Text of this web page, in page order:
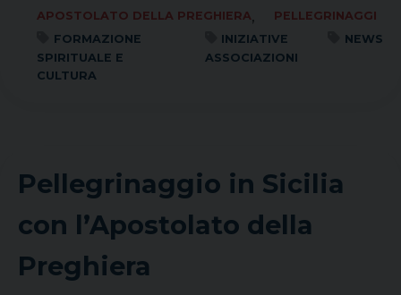
APOSTOLATO DELLA PREGHIERA,
PELLEGRINAGGI
FORMAZIONE
SPIRITUALE E
CULTURA
INIZIATIVE
ASSOCIAZIONI
NEWS
Pellegrinaggio in Sicilia
con l’Apostolato della
Preghiera